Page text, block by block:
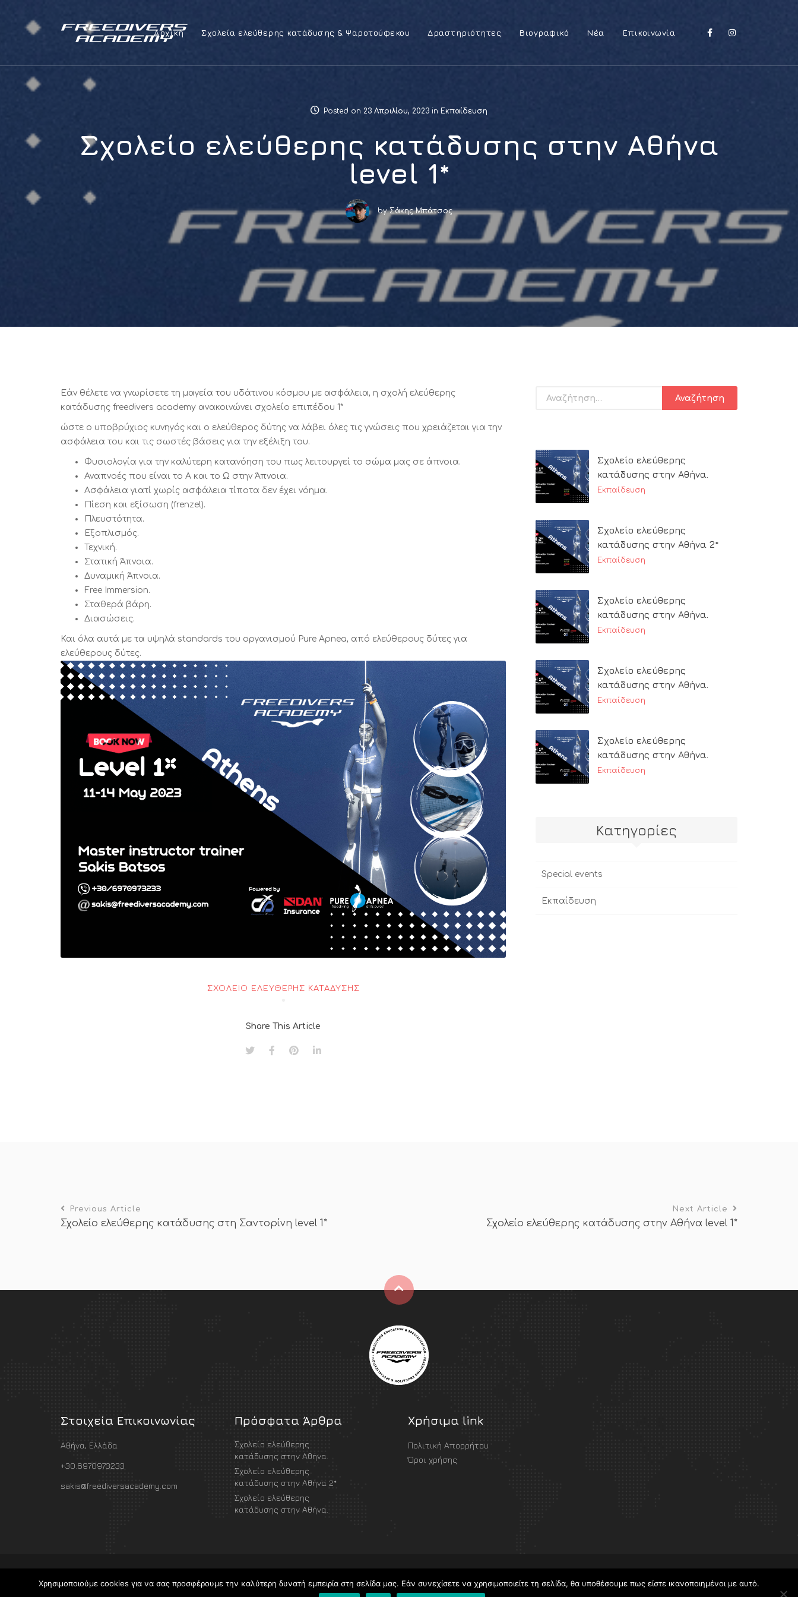
Αρχική Σχολεία ελεύθερης κατάδυσης & Ψαροτούφεκου Δραστηριότητες Βιογραφικό Νέα Επικοινωνία
Posted on 23 Απριλίου, 2023 in Εκπαίδευση
Σχολείο ελεύθερης κατάδυσης στην Αθήνα
level 1*
by Σάκης Μπάτσος
Εάν θέλετε να γνωρίσετε τη μαγεία του υδάτινου κόσμου με ασφάλεια, η σχολή ελεύθερης
κατάδυσης freedivers academy ανακοινώνει σχολείο επιπέδου 1*
ώστε ο υποβρύχιος κυνηγός και ο ελεύθερος δύτης να λάβει όλες τις γνώσεις που χρειάζεται για την
ασφάλεια του και τις σωστές βάσεις για την εξέλιξη του.
Φυσιολογία για την καλύτερη κατανόηση του πως λειτουργεί το σώμα μας σε άπνοια.
Αναπνοές που είναι το Α και το Ω στην Άπνοια.
Ασφάλεια γιατί χωρίς ασφάλεια τίποτα δεν έχει νόημα.
Πίεση και εξίσωση (frenzel).
Πλευστότητα.
Εξοπλισμός.
Τεχνική.
Στατική Άπνοια.
Δυναμική Άπνοια.
Free Immersion.
Σταθερά βάρη.
Διασώσεις.
Και όλα αυτά με τα υψηλά standards του οργανισμού Pure Apnea, από ελεύθερους δύτες για
ελεύθερους δύτες.
ΣΧΟΛΕΊΟ ΕΛΕΎΘΕΡΗΣ ΚΑΤΆΔΥΣΗΣ
Share This Article
Σχολείο ελεύθερης
κατάδυσης στην Αθήνα.
Εκπαίδευση
Σχολείο ελεύθερης
κατάδυσης στην Αθήνα 2*
Εκπαίδευση
Σχολείο ελεύθερης
κατάδυσης στην Αθήνα.
Εκπαίδευση
Σχολείο ελεύθερης
κατάδυσης στην Αθήνα.
Εκπαίδευση
Σχολείο ελεύθερης
κατάδυσης στην Αθήνα.
Εκπαίδευση
Kατηγορίες
Special events
Εκπαίδευση
Previous Article
Σχολείο ελεύθερης κατάδυσης στη Σαντορίνη level 1*
Next Article
Σχολείο ελεύθερης κατάδυσης στην Αθήνα level 1*
Στοιχεία Επικοινωνίας
Αθήνα, Ελλάδα
+30.6970973233
sakis@freediversacademy.com
Πρόσφατα Άρθρα
Σχολείο ελεύθερης
κατάδυσης στην Αθήνα.
Σχολείο ελεύθερης
κατάδυσης στην Αθήνα 2*
Σχολείο ελεύθερης
κατάδυσης στην Αθήνα.
Χρήσιμα link
Πολιτική Απορρήτου
Όροι χρήσης
Powered by
Χρησιμοποιούμε cookies για να σας προσφέρουμε την καλύτερη δυνατή εμπειρία στη σελίδα μας. Εάν συνεχίσετε να χρησιμοποιείτε τη σελίδα, θα υποθέσουμε πως είστε ικανοποιημένοι με αυτό.